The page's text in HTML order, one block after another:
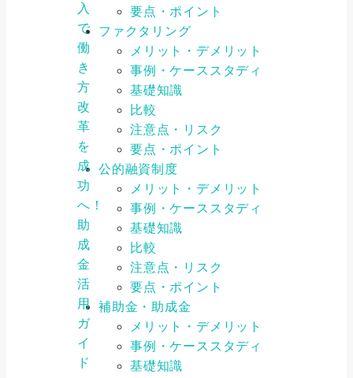
入
で
働
き
方
改
革
を
成
功
へ！
助
成
金
活
用
ガ
イ
ド
要点・ポイント
ファクタリング
メリット・デメリット
事例・ケーススタディ
基礎知識
比較
注意点・リスク
要点・ポイント
公的融資制度
メリット・デメリット
事例・ケーススタディ
基礎知識
比較
注意点・リスク
要点・ポイント
補助金・助成金
メリット・デメリット
事例・ケーススタディ
基礎知識